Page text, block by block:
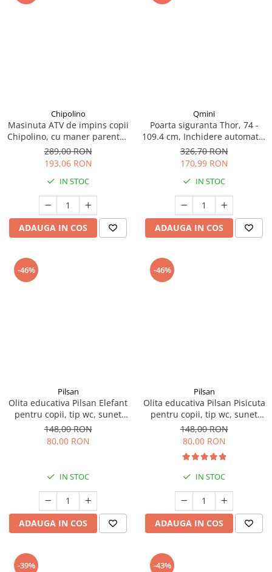
Chipolino
Masinuta ATV de impins copii
Chipolino, cu maner parental,
rosu, 3+ ani
289,00 RON
193,06 RON
IN STOC
ADAUGA IN COS
Qmini
Poarta siguranta Thor, 74 -
109.4 cm, Inchidere automata,
Sistem dublu de blocare, Otel
326,70 RON
170,99 RON
IN STOC
ADAUGA IN COS
-46%
Pilsan
Olita educativa Pilsan Elefant
pentru copii, tip wc, sunet
sifon, suport hartie
148,00 RON
80,00 RON
IN STOC
ADAUGA IN COS
-46%
Pilsan
Olita educativa Pilsan Pisicuta
pentru copii, tip wc, sunet
sifon, suport hartie
148,00 RON
80,00 RON
IN STOC
ADAUGA IN COS
-39% -43%